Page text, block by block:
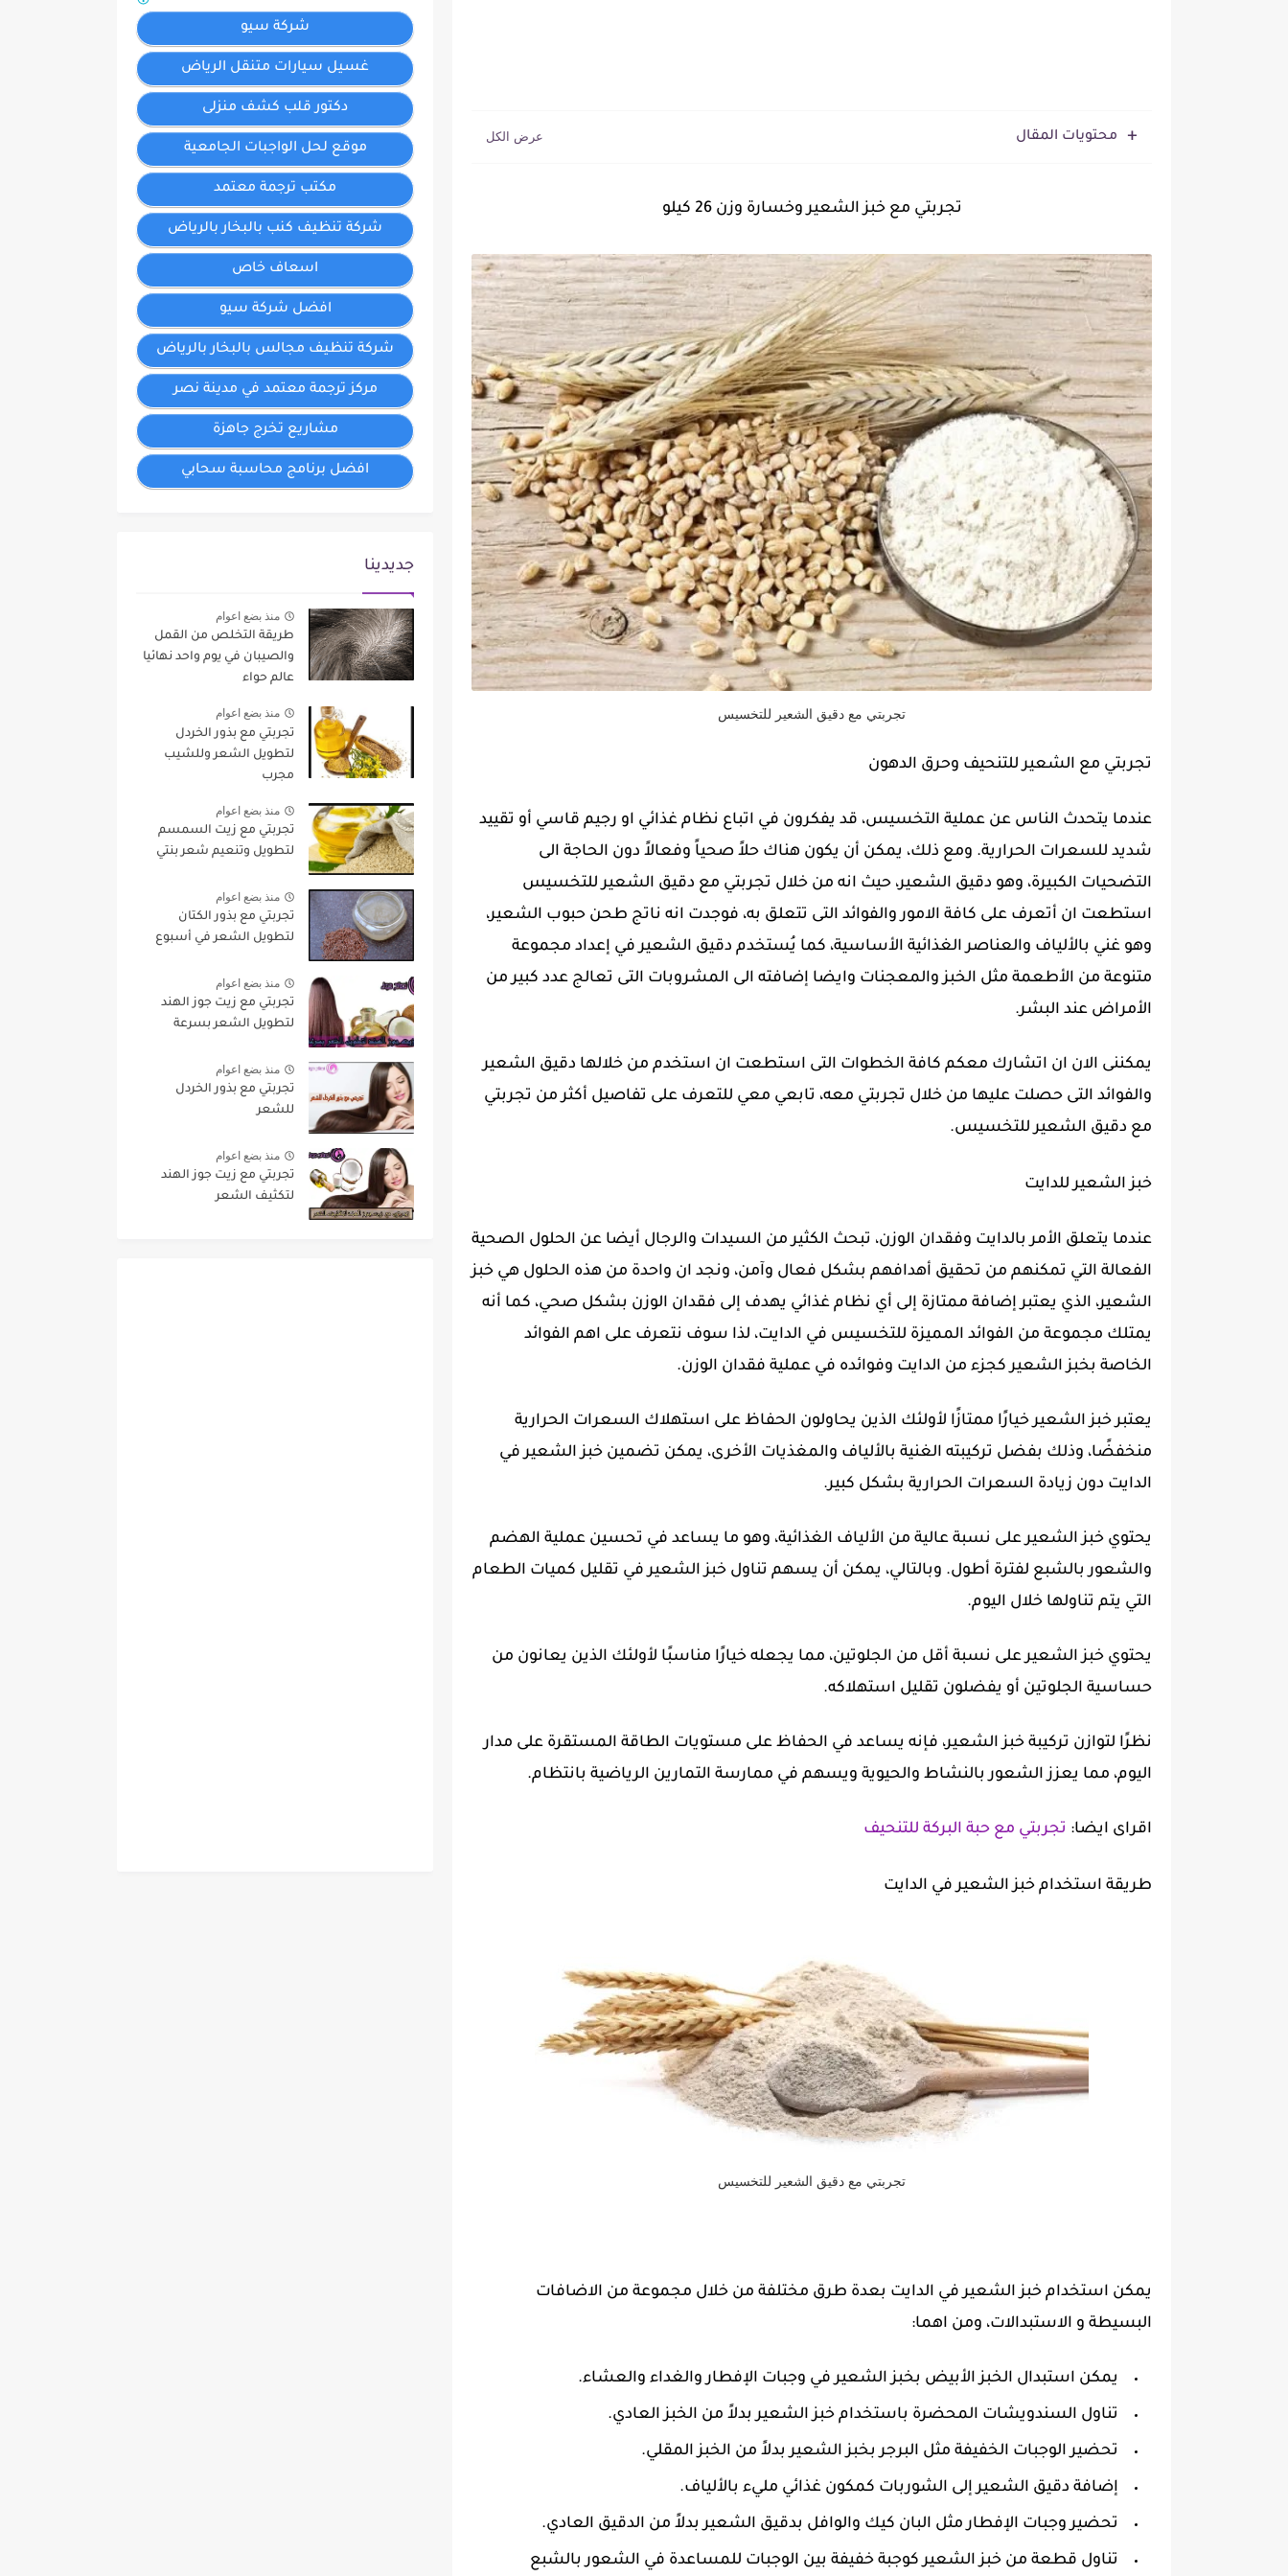
محتويات المقال
تجربتي مع خبز الشعير وخسارة وزن 26 كيلو
تجربتي مع دقيق الشعير للتخسيس
تجربتي مع الشعير للتنحيف وحرق الدهون
عندما يتحدث الناس عن عملية التخسيس، قد يفكرون في اتباع نظام غذائي او رجيم قاسي أو تقييد
شديد للسعرات الحرارية. ومع ذلك، يمكن أن يكون هناك حلاً صحياً وفعالاً دون الحاجة الى
التضحيات الكبيرة، وهو دقيق الشعير، حيث انه من خلال تجربتي مع دقيق الشعير للتخسيس
استطعت ان أتعرف على كافة الامور والفوائد التى تتعلق به، فوجدت انه ناتج طحن حبوب الشعير،
وهو غني بالألياف والعناصر الغذائية الأساسية، كما يُستخدم دقيق الشعير في إعداد مجموعة
متنوعة من الأطعمة مثل الخبز والمعجنات وايضا إضافته الى المشروبات التى تعالج عدد كبير من
الأمراض عند البشر.
يمكننى الان ان اتشارك معكم كافة الخطوات التى استطعت ان استخدم من خلالها دقيق الشعير
والفوائد التى حصلت عليها من خلال تجربتي معه، تابعي معي للتعرف على تفاصيل أكثر من تجربتي
مع دقيق الشعير للتخسيس.
خبز الشعير للدايت
عندما يتعلق الأمر بالدايت وفقدان الوزن، تبحث الكثير من السيدات والرجال أيضا عن الحلول الصحية
الفعالة التي تمكنهم من تحقيق أهدافهم بشكل فعال وآمن، ونجد ان واحدة من هذه الحلول هي خبز
الشعير، الذي يعتبر إضافة ممتازة إلى أي نظام غذائي يهدف إلى فقدان الوزن بشكل صحي، كما أنه
يمتلك مجموعة من الفوائد المميزة للتخسيس في الدايت، لذا سوف نتعرف على اهم الفوائد
الخاصة بخبز الشعير كجزء من الدايت وفوائده في عملية فقدان الوزن.
يعتبر خبز الشعير خيارًا ممتازًا لأولئك الذين يحاولون الحفاظ على استهلاك السعرات الحرارية
منخفضًا، وذلك بفضل تركيبته الغنية بالألياف والمغذيات الأخرى، يمكن تضمين خبز الشعير في
الدايت دون زيادة السعرات الحرارية بشكل كبير.
يحتوي خبز الشعير على نسبة عالية من الألياف الغذائية، وهو ما يساعد في تحسين عملية الهضم
والشعور بالشبع لفترة أطول. وبالتالي، يمكن أن يسهم تناول خبز الشعير في تقليل كميات الطعام
التي يتم تناولها خلال اليوم.
يحتوي خبز الشعير على نسبة أقل من الجلوتين، مما يجعله خيارًا مناسبًا لأولئك الذين يعانون من
حساسية الجلوتين أو يفضلون تقليل استهلاكه.
نظرًا لتوازن تركيبة خبز الشعير، فإنه يساعد في الحفاظ على مستويات الطاقة المستقرة على مدار
اليوم، مما يعزز الشعور بالنشاط والحيوية ويسهم في ممارسة التمارين الرياضية بانتظام.
اقراى ايضا: تجربتي مع حبة البركة للتنحيف
طريقة استخدام خبز الشعير في الدايت
تجربتي مع دقيق الشعير للتخسيس
يمكن استخدام خبز الشعير في الدايت بعدة طرق مختلفة من خلال مجموعة من الاضافات
البسيطة و الاستبدالات، ومن اهما:
يمكن استبدال الخبز الأبيض بخبز الشعير في وجبات الإفطار والغداء والعشاء.
تناول السندويشات المحضرة باستخدام خبز الشعير بدلاً من الخبز العادي.
تحضير الوجبات الخفيفة مثل البرجر بخبز الشعير بدلاً من الخبز المقلي.
إضافة دقيق الشعير إلى الشوربات كمكون غذائي مليء بالألياف.
تحضير وجبات الإفطار مثل البان كيك والوافل بدقيق الشعير بدلاً من الدقيق العادي.
تناول قطعة من خبز الشعير كوجبة خفيفة بين الوجبات للمساعدة في الشعور بالشبع
شركة سيو
غسيل سيارات متنقل الرياض
دكتور قلب كشف منزلى
موقع لحل الواجبات الجامعية
مكتب ترجمة معتمد
شركة تنظيف كنب بالبخار بالرياض
اسعاف خاص
افضل شركة سيو
شركة تنظيف مجالس بالبخار بالرياض
مركز ترجمة معتمد في مدينة نصر
مشاريع تخرج جاهزة
افضل برنامج محاسبة سحابي
جديدينا
منذ بضع اعوام
طريقة التخلص من القمل
والصيبان في يوم واحد نهائيا
عالم حواء
منذ بضع اعوام
تجربتي مع بذور الخردل
لتطويل الشعر وللشيب
مجرب
منذ بضع اعوام
تجربتي مع زيت السمسم
لتطويل وتنعيم شعر بنتي
منذ بضع اعوام
تجربتي مع بذور الكتان
لتطويل الشعر في أسبوع
منذ بضع اعوام
تجربتي مع زيت جوز الهند
لتطويل الشعر بسرعة
منذ بضع اعوام
تجربتي مع بذور الخردل
للشعر
منذ بضع اعوام
تجربتي مع زيت جوز الهند
لتكثيف الشعر